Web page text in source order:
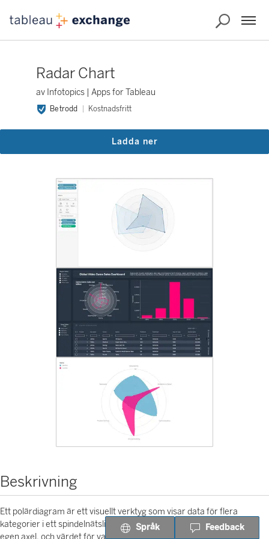
Radar Chart
av Infotopics | Apps for Tableau
Betrodd Kostnadsfritt
Ladda ner
Beskrivning
Ett polärdiagram är ett visuellt verktyg som visar data för flera
kategorier i ett spindelnätsliknande diagram. Varje kategori har en
egen axel, och värdet för varje kategori plottas längs axeln. Detta
Språk Feedback